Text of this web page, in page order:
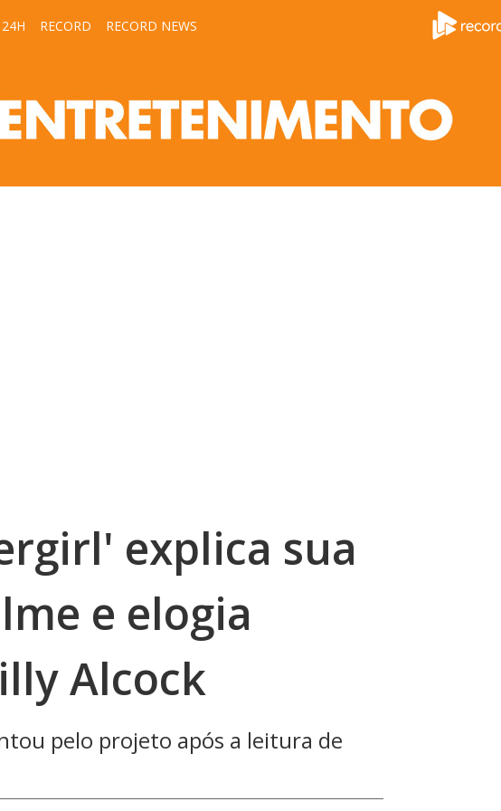
24H RECORD RECORD NEWS
explica sua
e elogia
Alcock
pelo projeto após a leitura de